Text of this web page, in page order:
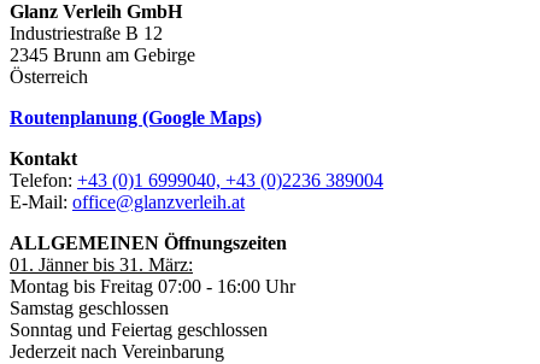
Glanz Verleih GmbH
Industriestraße B 12
2345 Brunn am Gebirge
Österreich
Routenplanung (Google Maps)
Kontakt
Telefon: +43 (0)1 6999040, +43 (0)2236 389004
E-Mail: office@glanzverleih.at
ALLGEMEINEN Öffnungszeiten
01. Jänner bis 31. März:
Montag bis Freitag 07:00 - 16:00 Uhr
Samstag geschlossen
Sonntag und Feiertag geschlossen
Jederzeit nach Vereinbarung